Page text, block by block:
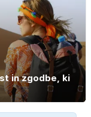
in zgodbe, ki